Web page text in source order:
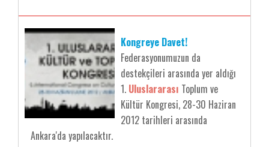
Kongreye Davet!
Federasyonumuzun da
destekçileri arasında yer aldığı
1. Uluslararası Toplum ve
Kültür Kongresi, 28-30 Haziran
2012 tarihleri arasında
Ankara'da yapılacaktır.